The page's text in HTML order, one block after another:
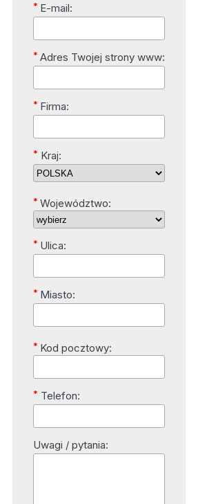
* E-mail:
* Adres Twojej strony www:
* Firma:
* Kraj:
* Województwo:
* Ulica:
* Miasto:
* Kod pocztowy:
* Telefon:
Uwagi / pytania: